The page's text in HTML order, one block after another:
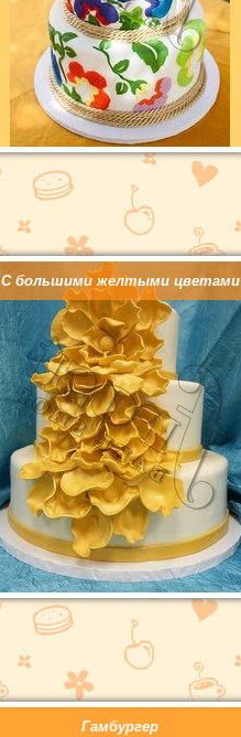
С большими желтыми цветами
Гамбургер